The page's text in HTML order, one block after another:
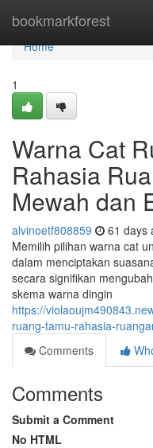
bookmarkforest
Home
Home
1
Warna Cat
Rahasia
Mewah dan
alvinoetf808859 61 days
Memilih pilihan warna cat
dalam menciptakan
secara signifikan
skema warna dingin
https://
ruang-tamu-rahasia-
Comments
Comments
Submit a Comment
No HTML